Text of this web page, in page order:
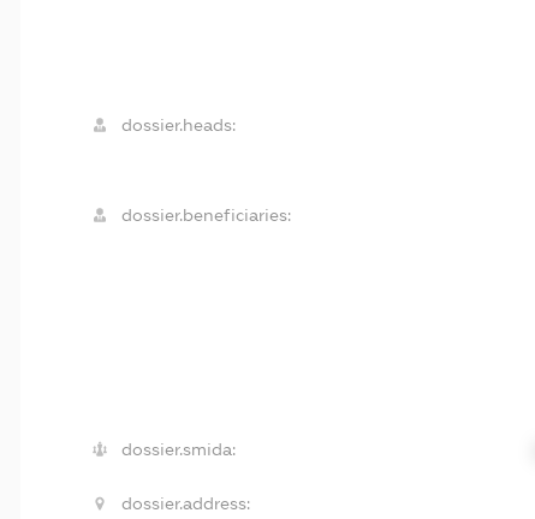
dossier.heads:
dossier.beneficiaries:
dossier.smida:
dossier.address: